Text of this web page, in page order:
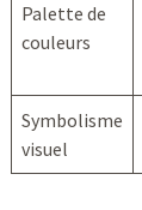
Palette de
couleurs
Symbolisme
visuel